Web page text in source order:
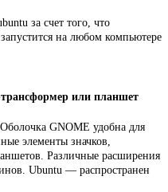
за счет того, что
на любом компьютере
или планшет
GNOME удобна для
элементы значков,
Различные расширения
Ubuntu — распространен